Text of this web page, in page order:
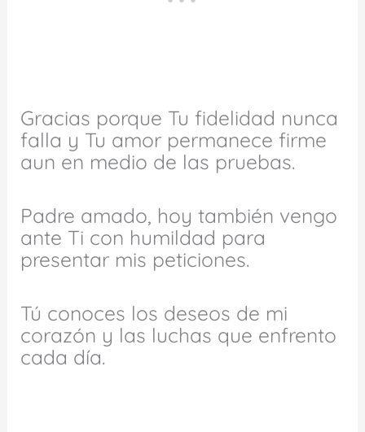
Gracias porque Tu fidelidad nunca
falla y Tu amor permanece firme
aun en medio de las pruebas.
Padre amado, hoy también vengo
ante Ti con humildad para
presentar mis peticiones.
Tú conoces los deseos de mi
corazón y las luchas que enfrento
cada día.